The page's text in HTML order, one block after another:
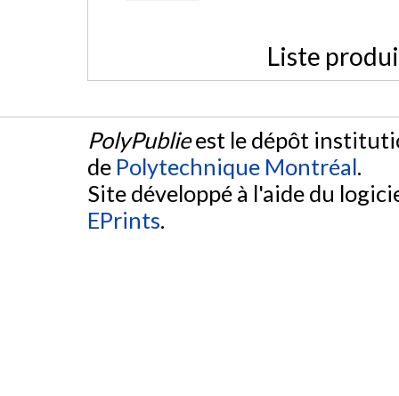
Liste
PolyPublieest le dépôt
de Polytechnique Montréal.
Site développé à l'aide du
EPrints.